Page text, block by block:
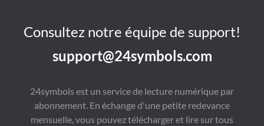
Consultez notre équipe de support!
support@24symbols.com
24symbols est un service de lecture numérique par
abonnement. En échange d'une petite redevance
mensuelle, vous pouvez télécharger et lire sur tous